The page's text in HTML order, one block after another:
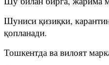
Шуниси қизиқки,
қопланади.
Тошкентда ва вилоят